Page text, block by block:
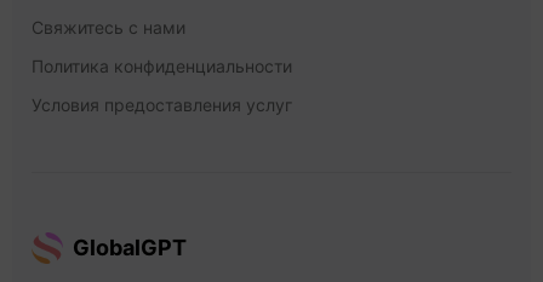
Свяжитесь с нами
Политика конфиденциальности
Условия предоставления услуг
GlobalGPT